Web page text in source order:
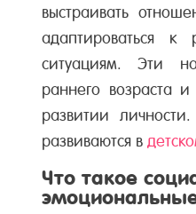
выстраивать
адаптироваться
ситуациям. Эти
раннего возраста
развитии
развиваются в
Что такое